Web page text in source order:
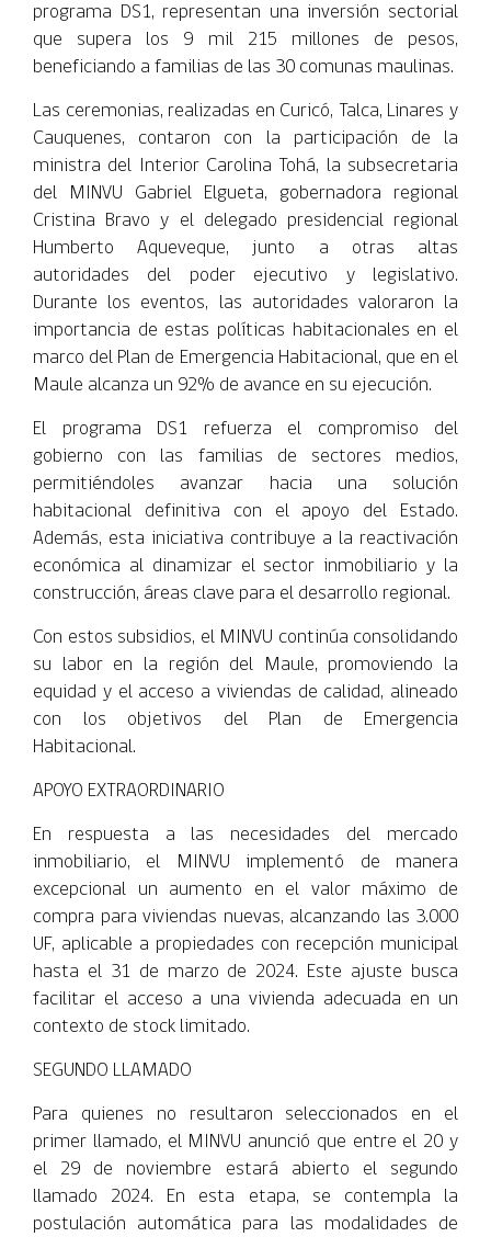
programa DS1, representan una inversión sectorial
que supera los 9 mil 215 millones de pesos,
beneficiando a familias de las 30 comunas maulinas.
Las ceremonias, realizadas en Curicó, Talca, Linares y
Cauquenes, contaron con la participación de la
ministra del Interior Carolina Tohá, la subsecretaria
del MINVU Gabriel Elgueta, gobernadora regional
Cristina Bravo y el delegado presidencial regional
Humberto Aqueveque, junto a otras altas
autoridades del poder ejecutivo y legislativo.
Durante los eventos, las autoridades valoraron la
importancia de estas políticas habitacionales en el
marco del Plan de Emergencia Habitacional, que en el
Maule alcanza un 92% de avance en su ejecución.
El programa DS1 refuerza el compromiso del
gobierno con las familias de sectores medios,
permitiéndoles avanzar hacia una solución
habitacional definitiva con el apoyo del Estado.
Además, esta iniciativa contribuye a la reactivación
económica al dinamizar el sector inmobiliario y la
construcción, áreas clave para el desarrollo regional.
Con estos subsidios, el MINVU continúa consolidando
su labor en la región del Maule, promoviendo la
equidad y el acceso a viviendas de calidad, alineado
con los objetivos del Plan de Emergencia
Habitacional.
APOYO EXTRAORDINARIO
En respuesta a las necesidades del mercado
inmobiliario, el MINVU implementó de manera
excepcional un aumento en el valor máximo de
compra para viviendas nuevas, alcanzando las 3.000
UF, aplicable a propiedades con recepción municipal
hasta el 31 de marzo de 2024. Este ajuste busca
facilitar el acceso a una vivienda adecuada en un
contexto de stock limitado.
SEGUNDO LLAMADO
Para quienes no resultaron seleccionados en el
primer llamado, el MINVU anunció que entre el 20 y
el 29 de noviembre estará abierto el segundo
llamado 2024. En esta etapa, se contempla la
postulación automática para las modalidades de